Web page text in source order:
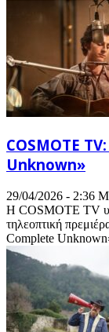
COSMOTE
Unknown»
29/04/2026 - 2:36
Η COSMOTE TV
τηλεοπτική
Complete